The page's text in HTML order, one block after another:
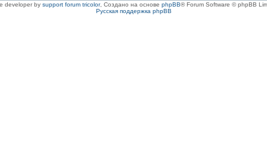
developer by support forum tricolor, Создано на основе phpBB® Forum Software © phpBB
Русская поддержка phpBB